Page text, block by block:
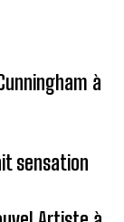
à
sensation